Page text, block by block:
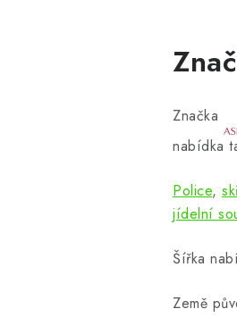
Značka
nabídka
Police,
jídelní
Šířka
Země